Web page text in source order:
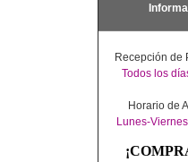
Recepción de
Todos los
Horario de
Lunes-